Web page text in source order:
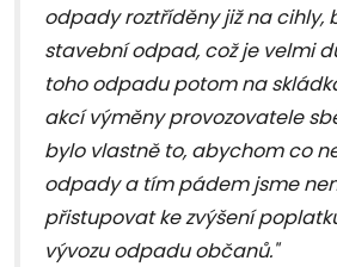
odpady roztříděny již na cihly,
stavební odpad, což je velmi
toho odpadu potom na
akcí výměny provozovatele
bylo vlastně to, abychom co
odpady a tím pádem jsme
přistupovat ke zvýšení
vývozu odpadu občanů."